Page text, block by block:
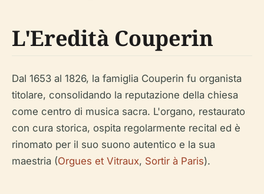
L'Eredità Couperin
Dal 1653 al 1826, la famiglia Couperin fu organista
titolare, consolidando la reputazione della chiesa
come centro di musica sacra. L'organo, restaurato
con cura storica, ospita regolarmente recital ed è
rinomato per il suo suono autentico e la sua
maestria (Orgues et Vitraux, Sortir à Paris).